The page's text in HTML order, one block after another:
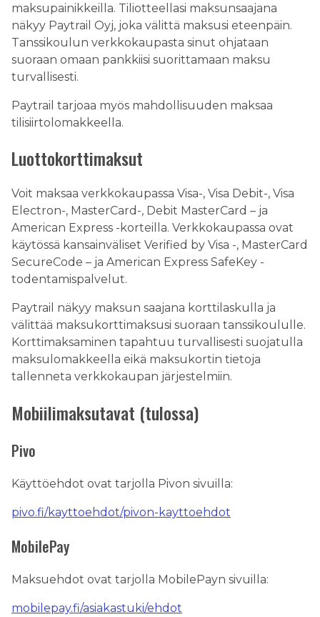
maksupainikkeilla. Tiliotteellasi maksunsaajana
näkyy Paytrail Oyj, joka välittä maksusi eteenpäin.
Tanssikoulun verkkokaupasta sinut ohjataan
suoraan omaan pankkiisi suorittamaan maksu
turvallisesti.
Paytrail tarjoaa myös mahdollisuuden maksaa
tilisiirtolomakkeella.
Luottokorttimaksut
Voit maksaa verkkokaupassa Visa-, Visa Debit-, Visa
Electron-, MasterCard-, Debit MasterCard – ja
American Express -korteilla. Verkkokaupassa ovat
käytössä kansainväliset Verified by Visa -, MasterCard
SecureCode – ja American Express SafeKey -
todentamispalvelut.
Paytrail näkyy maksun saajana korttilaskulla ja
välittää maksukorttimaksusi suoraan tanssikoululle.
Korttimaksaminen tapahtuu turvallisesti suojatulla
maksulomakkeella eikä maksukortin tietoja
tallenneta verkkokaupan järjestelmiin.
Mobiilimaksutavat (tulossa)
Pivo
Käyttöehdot ovat tarjolla Pivon sivuilla:
pivo.fi/kayttoehdot/pivon-kayttoehdot
MobilePay
Maksuehdot ovat tarjolla MobilePayn sivuilla:
mobilepay.fi/asiakastuki/ehdot